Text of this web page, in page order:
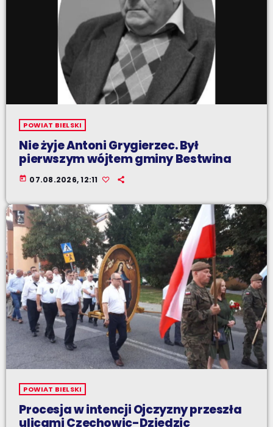
POWIAT BIELSKI
Nie żyje Antoni Grygierzec. Był
pierwszym wójtem gminy Bestwina
today 07.08.2026, 12:11
POWIAT BIELSKI
Procesja w intencji Ojczyzny przeszła
ulicami Czechowic-Dziedzic